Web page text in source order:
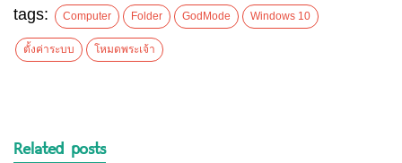
tags: Computer Folder GodMode Windows 10
ตั้งค่าระบบ โหมดพระเจ้า
Related posts